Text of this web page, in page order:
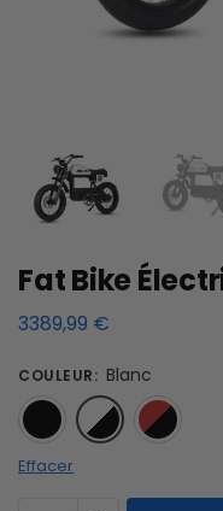
Fat Bike
3389,99 €
COULEUR: Blanc
Noir
Effacer